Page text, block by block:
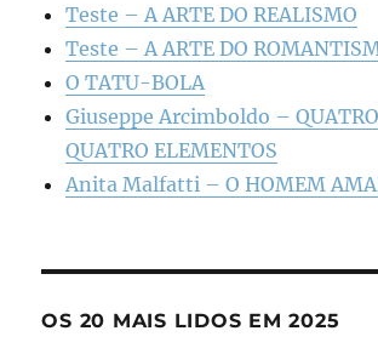
Teste – A ARTE DO REALISMO
Teste – A ARTE DO
O TATU-BOLA
Giuseppe Arcimboldo – QUATRO
QUATRO ELEMENTOS
Anita Malfatti – O HOMEM
OS 20 MAIS LIDOS EM 2025